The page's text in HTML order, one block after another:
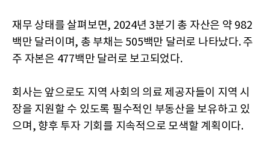
재무 상태를 살펴보면, 2024년 3분기 총 자산은 약 982
백만 달러이며, 총 부채는 505백만 달러로 나타났다. 주
주 자본은 477백만 달러로 보고되었다.
회사는 앞으로도 지역 사회의 의료 제공자들이 지역 시
장을 지원할 수 있도록 필수적인 부동산을 보유하고 있
으며, 향후 투자 기회를 지속적으로 모색할 계획이다.